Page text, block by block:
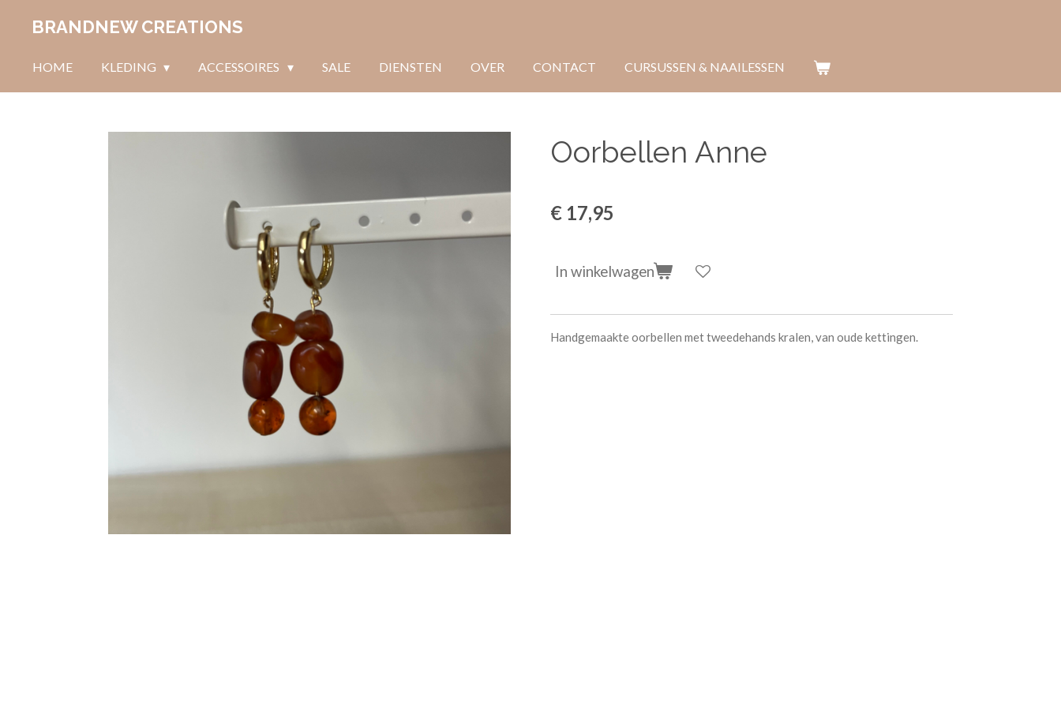
BRANDNEW CREATIONS
HOME KLEDING ACCESSOIRES SALE DIENSTEN OVER CONTACT CURSUSSEN & NAAILESSEN
Oorbellen Anne
€ 17,95
In winkelwagen
Handgemaakte oorbellen met tweedehands kralen, van oude kettingen.